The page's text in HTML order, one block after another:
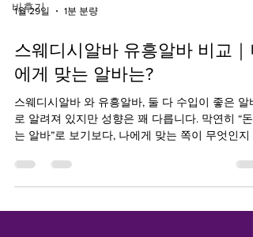
바후기
스웨디시알바 유흥알바 비교｜
에게 맞는 알바는?
스웨디시알바 와 유흥알바, 둘 다 수입이 좋은 알바
로 알려져 있지만 성향은 꽤 다릅니다. 막연히 “돈 되
디시알바 예약제 중심, 1:1 관리 개인 공간에서 조용